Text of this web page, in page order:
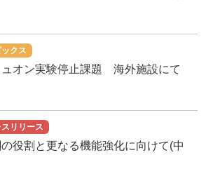
ックス
ュオン実験停止課題 海外施設にて
スリリース
役割と更なる機能強化に向けて(中